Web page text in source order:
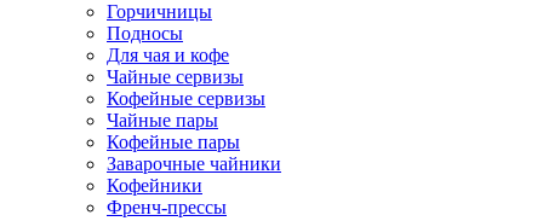
Горчичницы
Подносы
Для чая и кофе
Чайные сервизы
Кофейные сервизы
Чайные пары
Кофейные пары
Заварочные чайники
Кофейники
Френч-прессы